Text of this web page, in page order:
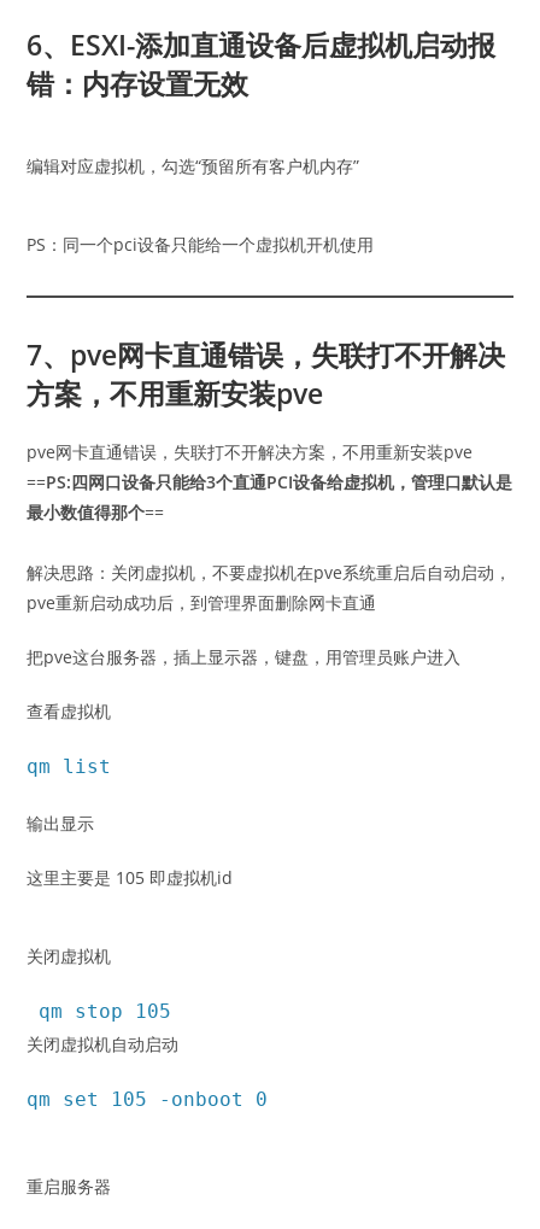
6、ESXI-添加直通设备后虚拟机启动报
错：内存设置无效
编辑对应虚拟机，勾选“预留所有客户机内存”
PS：同一个pci设备只能给一个虚拟机开机使用
7、pve网卡直通错误，失联打不开解决
方案，不用重新安装pve
pve网卡直通错误，失联打不开解决方案，不用重新安装pve
==PS:四网口设备只能给3个直通PCI设备给虚拟机，管理口默认是
最小数值得那个==
解决思路：关闭虚拟机，不要虚拟机在pve系统重启后自动启动，
pve重新启动成功后，到管理界面删除网卡直通
把pve这台服务器，插上显示器，键盘，用管理员账户进入
查看虚拟机
qm list
输出显示
这里主要是 105 即虚拟机id
关闭虚拟机
qm stop 105
关闭虚拟机自动启动
qm set 105 -onboot 0
重启服务器